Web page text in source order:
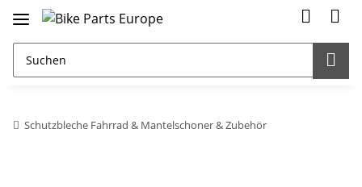
Schutzbleche Fahrrad & Mantelschoner & Zubehör